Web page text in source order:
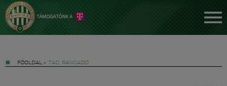
FŐOLDAL » TAG: RANGADÓ